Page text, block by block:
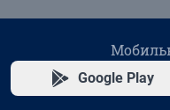
Google Play